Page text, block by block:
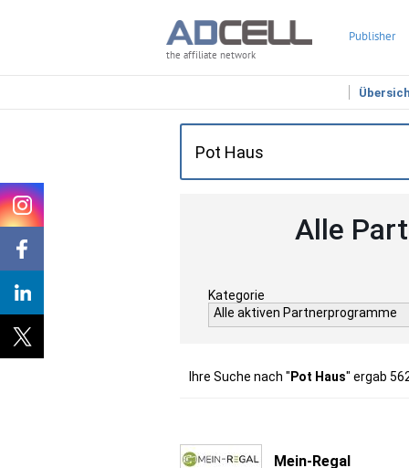
the affiliate network
Publisher
Alle
Kategorie
Alle aktiven Partnerprogramme
Ihre Suche nach " Pot Haus" ergab
Mein-Regal